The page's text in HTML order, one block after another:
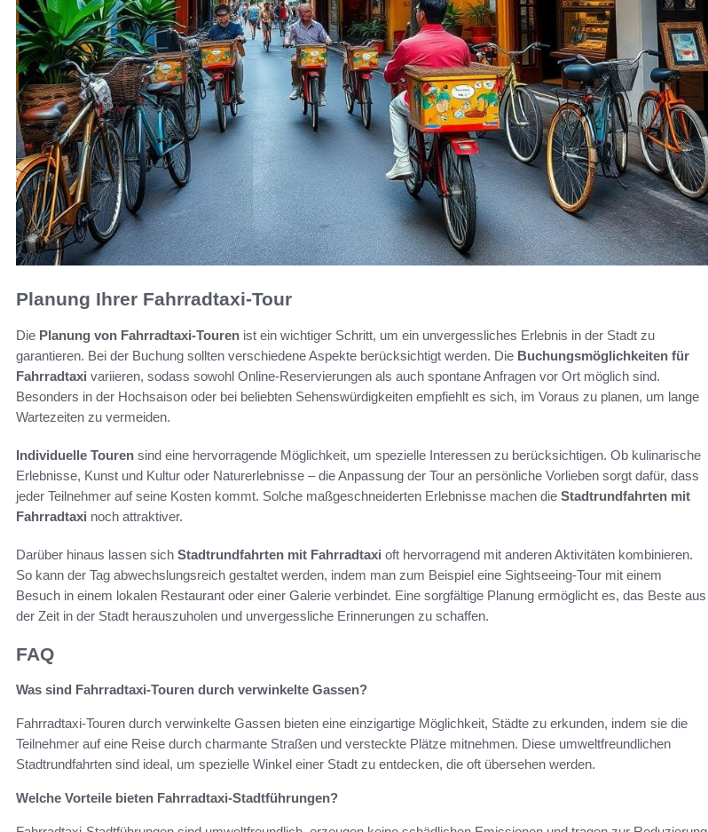
Planung Ihrer Fahrradtaxi-Tour
Die Planung von Fahrradtaxi-Touren ist ein wichtiger Schritt, um ein unvergessliches Erlebnis in der Stadt zu
garantieren. Bei der Buchung sollten verschiedene Aspekte berücksichtigt werden. Die Buchungsmöglichkeiten für
Fahrradtaxi variieren, sodass sowohl Online-Reservierungen als auch spontane Anfragen vor Ort möglich sind.
Besonders in der Hochsaison oder bei beliebten Sehenswürdigkeiten empfiehlt es sich, im Voraus zu planen, um lange
Wartezeiten zu vermeiden.
Individuelle Touren sind eine hervorragende Möglichkeit, um spezielle Interessen zu berücksichtigen. Ob kulinarische
Erlebnisse, Kunst und Kultur oder Naturerlebnisse – die Anpassung der Tour an persönliche Vorlieben sorgt dafür, dass
jeder Teilnehmer auf seine Kosten kommt. Solche maßgeschneiderten Erlebnisse machen die Stadtrundfahrten mit
Fahrradtaxi noch attraktiver.
Darüber hinaus lassen sich Stadtrundfahrten mit Fahrradtaxi oft hervorragend mit anderen Aktivitäten kombinieren.
So kann der Tag abwechslungsreich gestaltet werden, indem man zum Beispiel eine Sightseeing-Tour mit einem
Besuch in einem lokalen Restaurant oder einer Galerie verbindet. Eine sorgfältige Planung ermöglicht es, das Beste aus
der Zeit in der Stadt herauszuholen und unvergessliche Erinnerungen zu schaffen.
FAQ
Was sind Fahrradtaxi-Touren durch verwinkelte Gassen?
Fahrradtaxi-Touren durch verwinkelte Gassen bieten eine einzigartige Möglichkeit, Städte zu erkunden, indem sie die
Teilnehmer auf eine Reise durch charmante Straßen und versteckte Plätze mitnehmen. Diese umweltfreundlichen
Stadtrundfahrten sind ideal, um spezielle Winkel einer Stadt zu entdecken, die oft übersehen werden.
Welche Vorteile bieten Fahrradtaxi-Stadtführungen?